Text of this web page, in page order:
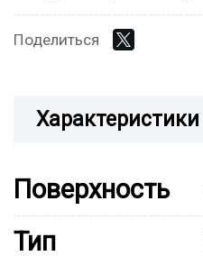
Поделиться
Характеристики
Поверхность
Тип